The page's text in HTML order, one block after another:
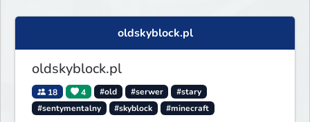
oldskyblock.pl
oldskyblock.pl
18 4 #old #serwer
#stary
#sentymentalny
#skyblock #minecraft